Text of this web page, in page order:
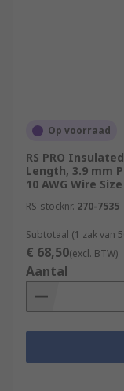
Op voorraad
RS PRO
Length, 3.9 mm
10 AWG Wire Size
RS-stocknr. 270-7535
Subtotaal (1 zak van
€ 68,50(excl. BTW)
Aantal